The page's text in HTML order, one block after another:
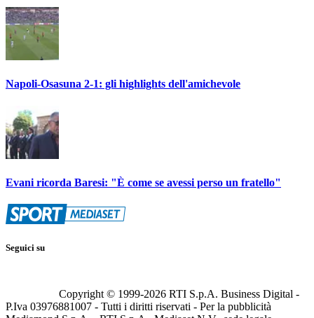
Napoli-Osasuna 2-1: gli highlights dell'amichevole
Evani ricorda Baresi: "È come se avessi perso un fratello"
Seguici su
Copyright © 1999-2026 RTI S.p.A. Business Digital -
P.Iva 03976881007 - Tutti i diritti riservati - Per la pubblicità